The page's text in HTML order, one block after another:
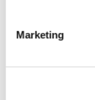
Marketing